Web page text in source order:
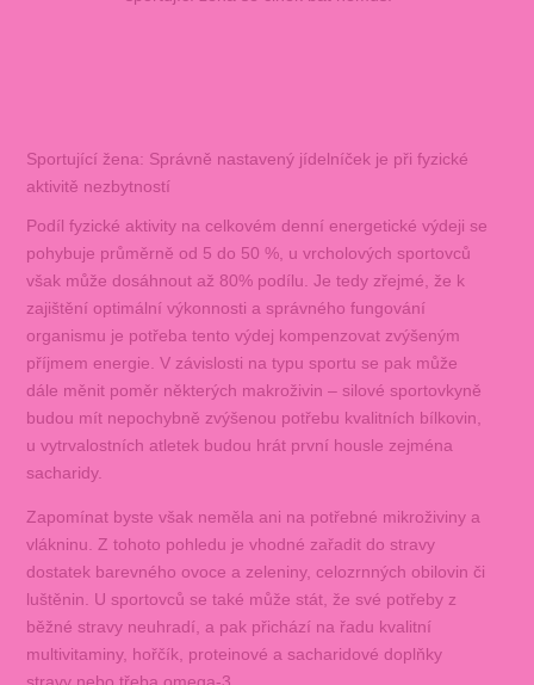
Sportující žena: Správně nastavený jídelníček je při fyzické
aktivitě nezbytností
Podíl fyzické aktivity na celkovém denní energetické výdeji se
pohybuje průměrně od 5 do 50 %, u vrcholových sportovců
však může dosáhnout až 80% podílu. Je tedy zřejmé, že k
zajištění optimální výkonnosti a správného fungování
organismu je potřeba tento výdej kompenzovat zvýšeným
příjmem energie. V závislosti na typu sportu se pak může
dále měnit poměr některých makroživin – silové sportovkyně
budou mít nepochybně zvýšenou potřebu kvalitních bílkovin,
u vytrvalostních atletek budou hrát první housle zejména
sacharidy.
Zapomínat byste však neměla ani na potřebné mikroživiny a
vlákninu. Z tohoto pohledu je vhodné zařadit do stravy
dostatek barevného ovoce a zeleniny, celozrnných obilovin či
luštěnin. U sportovců se také může stát, že své potřeby z
běžné stravy neuhradí, a pak přichází na řadu kvalitní
multivitaminy, hořčík, proteinové a sacharidové doplňky
stravy nebo třeba omega‑3.